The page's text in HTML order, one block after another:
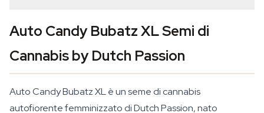
Auto Candy Bubatz XL Semi di
Cannabis by Dutch Passion
Auto Candy Bubatz XL è un seme di cannabis
autofiorente femminizzato di Dutch Passion, nato